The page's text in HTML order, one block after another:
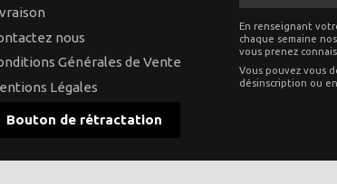
nous
Générales de Vente
Légales
Bouton de rétractation
mail
En renseignant
chaque semaine
vous prenez
Vous pouvez vous
désinscription ou